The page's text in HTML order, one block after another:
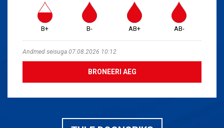
B+ B- AB+ AB-
Andmed seisuga 07.08.2026 10:12
BRONEERI AEG